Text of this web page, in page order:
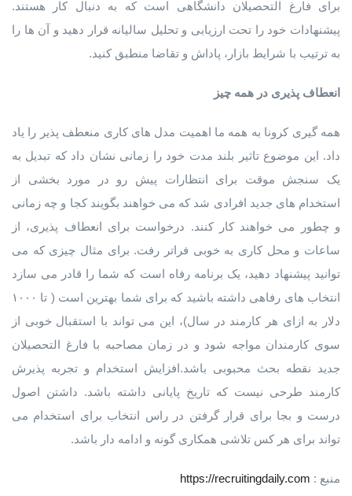
برای فارغ التحصیلان دانشگاهی است که به دنبال کار هستند.
پیشنهادات خود را تحت ارزیابی و تحلیل سالیانه قرار دهید و آن ها را
به ترتیب با شرایط بازار، پاداش و تقاضا منطبق کنید.
انعطاف پذیری در همه چیز
همه گیری کرونا به همه ما اهمیت مدل های کاری منعطف پذیر را یاد
داد. این موضوع تاثیر بلند مدت خود را زمانی نشان داد که تبدیل به
یک سنجش موقت برای انتظارات پیش رو در مورد بخشی از
استخدام های جدید افرادی شد که می خواهند بگویند کجا و چه زمانی
و چطور می خواهند کار کنند. درخواست برای انعطاف پذیری، از
ساعات و محل کاری به خوبی فراتر رفت. برای مثال چیزی که می
توانید پیشنهاد دهید، یک برنامه رفاه است که شما را قادر می سازد
انتخاب های رفاهی داشته باشید که برای شما بهترین است ( تا ۱۰۰۰
دلار به ازای هر کارمند در سال)، این می تواند با استقبال خوبی از
سوی کارمندان مواجه شود و در زمان مصاحبه با فارغ التحصیلان
جدید نقطه بحث محبوبی باشد.افزایش استخدام و تجربه پذیرش
کارمند طرحی نیست که تاریخ پایانی داشته باشد. داشتن اصول
درست و بجا برای قرار گرفتن در راس انتخاب برای استخدام می
تواند برای هر کس تلاشی همکاری گونه و ادامه دار باشد.
منبع : https://recruitingdaily.com